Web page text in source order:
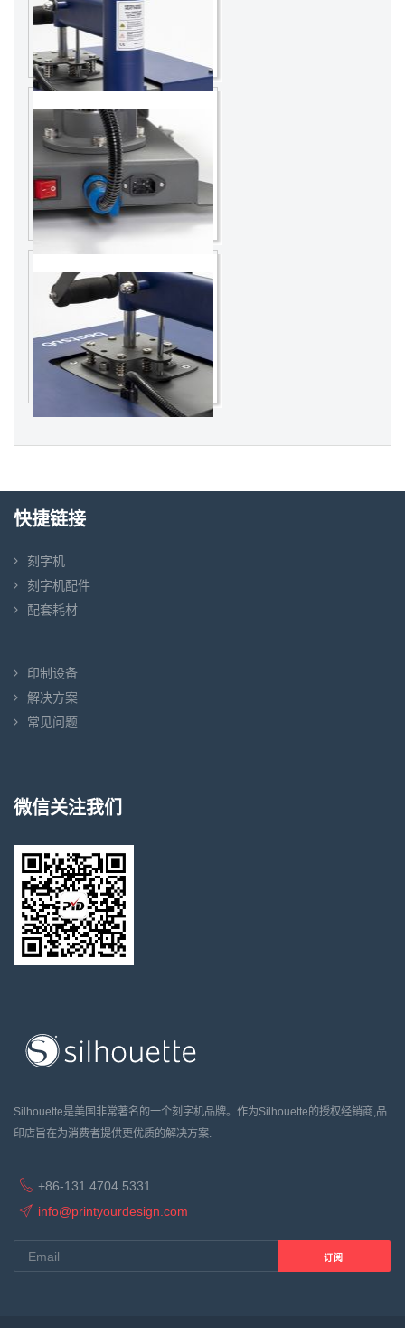
快捷链接
刻字机
刻字机配件
配套耗材
印制设备
解决方案
常见问题
微信关注我们
Silhouette是美国非常著名的一个刻字机品牌。作为Silhouette的授权经销商,品
印店旨在为消费者提供更优质的解决方案.
+86-131 4704 5331
info@printyourdesign.com